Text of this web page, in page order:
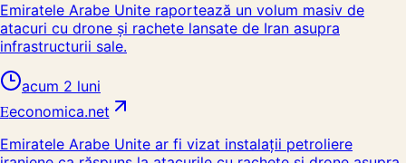
Emiratele Arabe Unite raportează un volum masiv de
atacuri cu drone și rachete lansate de Iran asupra
infrastructurii sale.
acum 2 luni
Eeconomica.net
Emiratele Arabe Unite ar fi vizat instalații petroliere